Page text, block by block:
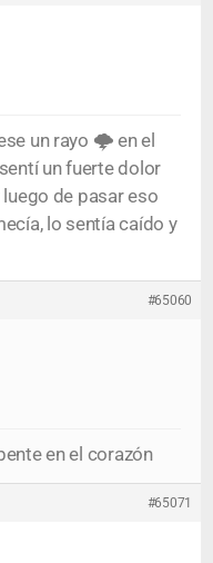
un rayo 🌩️ en el
un fuerte dolor
de pasar eso
lo sentía caído y
#65060
en el corazón
#65071